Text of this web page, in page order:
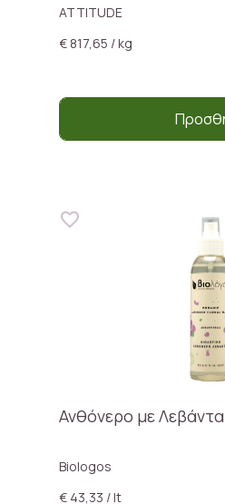
ATTITUDE
€ 817,65 / kg
Ανθόνερο με
Biologos
€ 43,33 / lt